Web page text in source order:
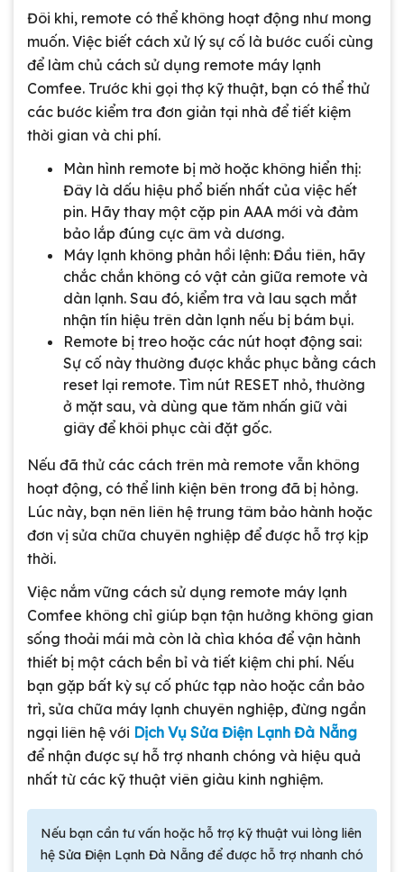
Đôi khi, remote có thể không hoạt động như mong
muốn. Việc biết cách xử lý sự cố là bước cuối cùng
để làm chủ cách sử dụng remote máy lạnh
Comfee. Trước khi gọi thợ kỹ thuật, bạn có thể thử
các bước kiểm tra đơn giản tại nhà để tiết kiệm
thời gian và chi phí.
Màn hình remote bị mờ hoặc không hiển thị:
Đây là dấu hiệu phổ biến nhất của việc hết
pin. Hãy thay một cặp pin AAA mới và đảm
bảo lắp đúng cực âm và dương.
Máy lạnh không phản hồi lệnh: Đầu tiên, hãy
chắc chắn không có vật cản giữa remote và
dàn lạnh. Sau đó, kiểm tra và lau sạch mắt
nhận tín hiệu trên dàn lạnh nếu bị bám bụi.
Remote bị treo hoặc các nút hoạt động sai:
Sự cố này thường được khắc phục bằng cách
reset lại remote. Tìm nút RESET nhỏ, thường
ở mặt sau, và dùng que tăm nhấn giữ vài
giây để khôi phục cài đặt gốc.
Nếu đã thử các cách trên mà remote vẫn không
hoạt động, có thể linh kiện bên trong đã bị hỏng.
Lúc này, bạn nên liên hệ trung tâm bảo hành hoặc
đơn vị sửa chữa chuyên nghiệp để được hỗ trợ kịp
thời.
Việc nắm vững cách sử dụng remote máy lạnh
Comfee không chỉ giúp bạn tận hưởng không gian
sống thoải mái mà còn là chìa khóa để vận hành
thiết bị một cách bền bỉ và tiết kiệm chi phí. Nếu
bạn gặp bất kỳ sự cố phức tạp nào hoặc cần bảo
trì, sửa chữa máy lạnh chuyên nghiệp, đừng ngần
ngại liên hệ với Dịch Vụ Sửa Điện Lạnh Đà Nẵng
để nhận được sự hỗ trợ nhanh chóng và hiệu quả
nhất từ các kỹ thuật viên giàu kinh nghiệm.
Nếu bạn cần tư vấn hoặc hỗ trợ kỹ thuật vui lòng liên
hệ Sửa Điện Lạnh Đà Nẵng để được hỗ trợ nhanh chó